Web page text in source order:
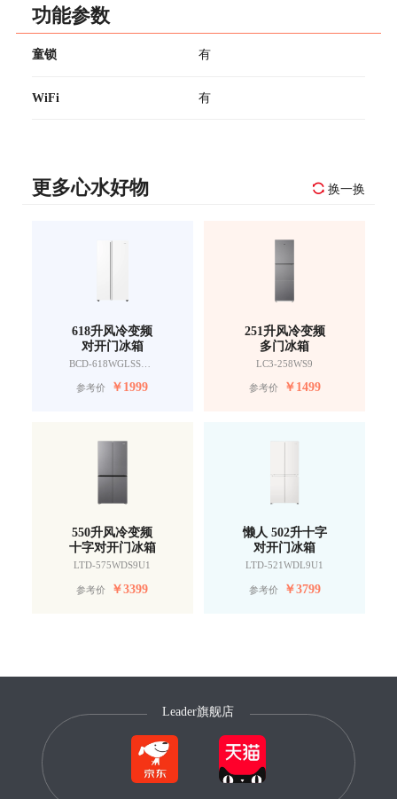
功能参数
童锁 有
WiFi 有
更多心水好物 换一换
618升风冷变频
对开门冰箱
BCD-618WGLSSEDW9
参考价 ￥1999
251升风冷变频
多门冰箱
LC3-258WS9
参考价 ￥1499
550升风冷变频
十字对开门冰箱
LTD-575WDS9U1
参考价 ￥3399
懒人 502升十字
对开门冰箱
LTD-521WDL9U1
参考价 ￥3799
Leader旗舰店